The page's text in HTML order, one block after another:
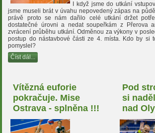
I když jsme do utkání
jsme museli brát v úvahu nepovedený zápas na
právě proto se nám dařilo celé utkání držet
dostatečné úrovni a nedat soupeřkám z Přerova
zvrácení průběhu utkání. Odměnou za výkony v
postup do nástavbové části ze 4. místa. Kdo by si
pomyslel?
Číst dál...
Vítězná euforie
pokračuje. Mise
Ostrava - splněna !!!
Pod
si
nad